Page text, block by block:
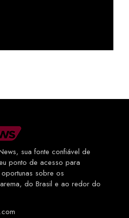
sua fonte confiável de
ponto de acesso para
sobre os
do Brasil e ao redor do